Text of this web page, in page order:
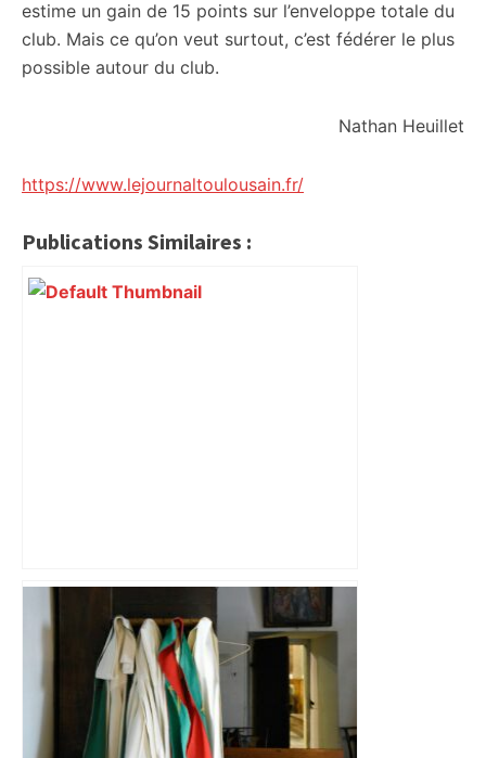
estime un gain de 15 points sur l’enveloppe totale du
club. Mais ce qu’on veut surtout, c’est fédérer le plus
possible autour du club.
Nathan Heuillet
https://www.lejournaltoulousain.fr/
Publications Similaires :
Capilla en bleu ciel pour combien de
temps encore ? Toulouse et l'UBB aux
aguets – Rugbynistere